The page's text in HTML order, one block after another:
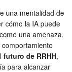
una mentalidad de
cómo la IA puede
una amenaza.
futuro de RRHH,
para alcanzar